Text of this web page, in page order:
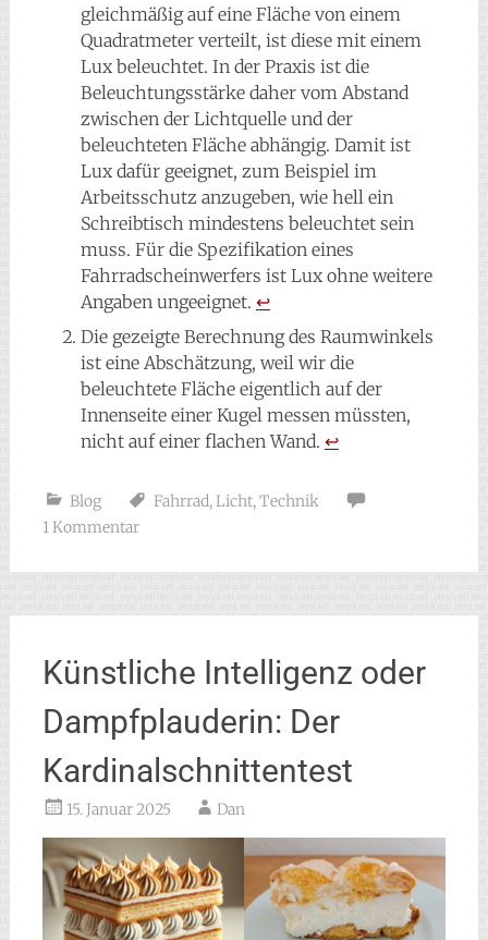
gleichmäßig auf eine Fläche von einem
Quadratmeter verteilt, ist diese mit einem
Lux beleuchtet. In der Praxis ist die
Beleuchtungsstärke daher vom Abstand
zwischen der Lichtquelle und der
beleuchteten Fläche abhängig. Damit ist
Lux dafür geeignet, zum Beispiel im
Arbeitsschutz anzugeben, wie hell ein
Schreibtisch mindestens beleuchtet sein
muss. Für die Spezifikation eines
Fahrradscheinwerfers ist Lux ohne weitere
Angaben ungeeignet. ↩︎
Die gezeigte Berechnung des Raumwinkels
ist eine Abschätzung, weil wir die
beleuchtete Fläche eigentlich auf der
Innenseite einer Kugel messen müssten,
nicht auf einer flachen Wand. ↩︎
Blog Fahrrad,Licht,Technik
1 Kommentar
Künstliche Intelligenz oder
Dampfplauderin: Der
Kardinalschnittentest
15. Januar 2025 Dan